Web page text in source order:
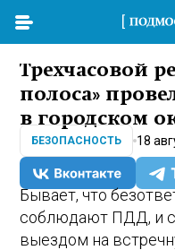
Трехчасовой
полоса»
в городском
БЕЗОПАСНОСТЬ 18
Бывает, что
соблюдают ПДД, и
выездом на